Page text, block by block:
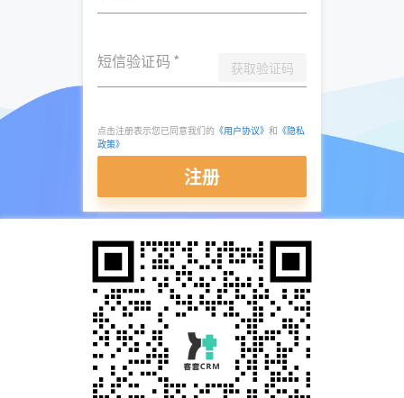
短信验证码 * 获取验证码
点击注册表示您已同意我们的 《用户协议》 和 《隐私
政策》
注册